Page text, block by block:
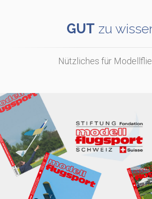
GUT zu
Nützliches für